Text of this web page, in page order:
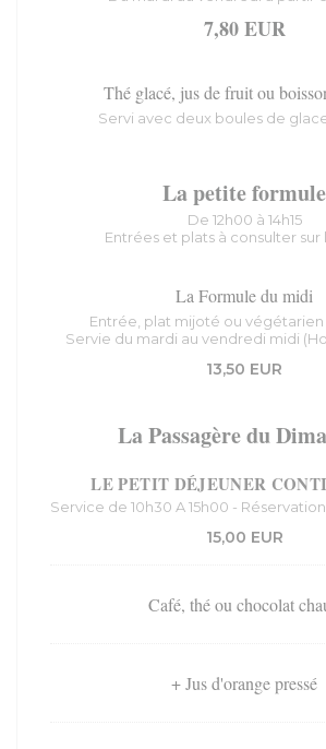
7,80 EUR
Thé glacé, jus de fruit ou
Servi avec deux boules de
La petite formule
De 12h00 à 14h15
Entrées et plats à consulter sur
La Formule du midi
Entrée, plat mijoté ou
Servie du mardi au vendredi midi
13,50 EUR
La Passagère du
LE PETIT DÉJEUNER
Service de 10h30 A 15h00 -
15,00 EUR
Café, thé ou chocolat
+ Jus d'orange pressé